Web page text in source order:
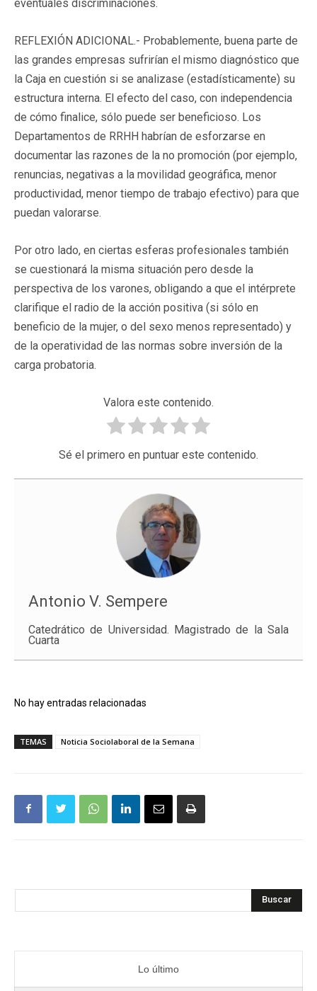
eventuales discriminaciones.
REFLEXIÓN ADICIONAL.- Probablemente, buena parte de
las grandes empresas sufrirían el mismo diagnóstico que
la Caja en cuestión si se analizase (estadísticamente) su
estructura interna. El efecto del caso, con independencia
de cómo finalice, sólo puede ser beneficioso. Los
Departamentos de RRHH habrían de esforzarse en
documentar las razones de la no promoción (por ejemplo,
renuncias, negativas a la movilidad geográfica, menor
productividad, menor tiempo de trabajo efectivo) para que
puedan valorarse.
Por otro lado, en ciertas esferas profesionales también
se cuestionará la misma situación pero desde la
perspectiva de los varones, obligando a que el intérprete
clarifique el radio de la acción positiva (si sólo en
beneficio de la mujer, o del sexo menos representado) y
de la operatividad de las normas sobre inversión de la
carga probatoria.
Valora este contenido.
Sé el primero en puntuar este contenido.
Antonio V. Sempere
Catedrático de Universidad. Magistrado de la Sala
Cuarta
No hay entradas relacionadas
TEMAS Noticia Sociolaboral de la Semana
Buscar
Lo último